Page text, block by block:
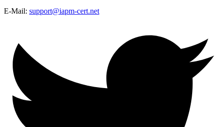
E-Mail: support@iapm-cert.net